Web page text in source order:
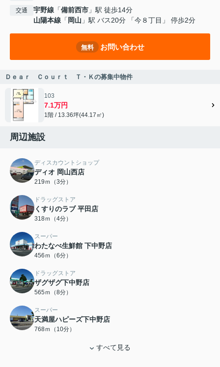
交通 宇野線 「備前西市 」駅 徒歩14分
山陽本線 「 岡山 」駅 バス20分 「今８丁目」 停歩2分
無料 お問い合わせ
Ｄｅａｒ Ｃｏｕｒｔ Ｔ・Ｋの募集中物件
103
7.1万円
1階 / 13.36坪(44.17㎡)
周辺施設
ディスカウントショップ
ディオ 岡山西店
219ｍ（3分）
ドラッグストア
くすりのラブ 平田店
318ｍ（4分）
スーパー
わたなべ生鮮館 下中野店
456ｍ（6分）
ドラッグストア
ザグザグ下中野店
565ｍ（8分）
スーパー
天満屋ハピーズ下中野店
768ｍ（10分）
すべて見る